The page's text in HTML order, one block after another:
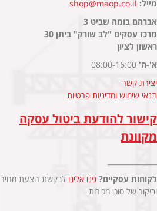
מייל: shop@maop.co.il
אברהם בומה שביט 3
מרכז עסקים "לב שורק" ביתן 30
ראשון לציון
א'-ה' 08:00-16:00
יצירת קשר
תנאי שימוש ומדיניות פרטיות
קישור להודעת ביטול עסקה
מקוונת
לקוחות עסקיים? פנו אלינו לבקשת הצעת מחיר
וביקור של סוכן מכירות